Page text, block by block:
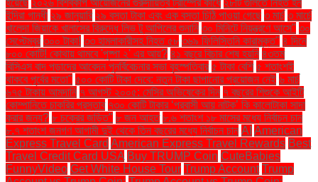
ইন্দিরা গান্ধী ২৯ জানুয়ারি ২৯ বস্তা টাকা এবং এক বস্তা চিঠি পাওয়া গেছে ৩ মার্চ ৩ মার্চে
খালেদা জিয়াকে খালাসের বিরুদ্ধে লিভ টু আপিলের শুনানি ৩০ মিনিটে নিয়ন্ত্রণে আসে" ৩০
সেপ্টেম্বর ৩০০ টাকা! ৩৩ হামলাকারীসহ নিহত ৫৮ ৩৬৯ ফিলিস্তিনি কারামুক্ত" ৪ দিনে
৮০০ কোটি! কোথায় থামবে 'পুষ্পা ২' এর আয়? ৪১ বছরে বিচার শেষ হয়নি ৪৩তম
বিসিএস বাদ পড়াদের আবেদন পুনর্বিবেচনার সভা বৃহস্পতিবার ৫ টাকা বেশি ৫ শতাংশই
থাকবে পূর্বের মতো" ৫০০ কোটি টাকা দেবে: নতুন টাকা ছাপানোর প্রয়োজন নেই ৬ মার্চ
৬৭৫ টাকায় আমদানি ৭ আগস্ট ২০০৫: মেসির অভিষেকের দিন ৭ বছরের শিশুকে আইটি
কোম্পানিতে চাকরির প্রস্তাব ৭৩০ কোটি টাকার ‘প্রবাসী আয় নাটক’ কি কালোটাকা সাদা
করার জন্য? ৮ চক্রের জড়িত" ৮ জন আহত ৮.৬ শতাংশ ১৮ মাসের মধ্যে নির্বাচন চান
৮.৭ শতাংশ জনগণ আগামী দুই থেকে তিন বছরের মধ্যে নির্বাচন চান AI American
Express Travel Card American Express Travel Rewards Best
Travel Credit Card USA Buy TRUMP Coin CuteBabies
FunnyVideo Get White House Tour Trump Account Trump